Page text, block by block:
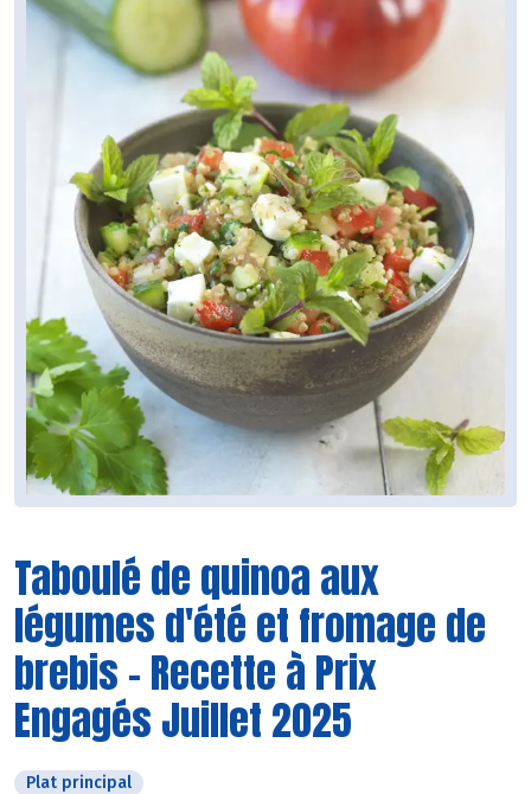
Taboulé de quinoa aux
légumes d'été et fromage de
brebis - Recette à Prix
Engagés Juillet 2025
Plat principal